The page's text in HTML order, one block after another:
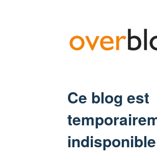
Ce blog est
indisponible